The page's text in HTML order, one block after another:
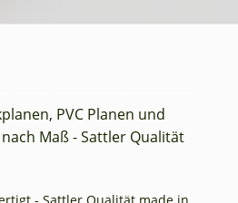
PVC Planen und
Maß - Sattler Qualität